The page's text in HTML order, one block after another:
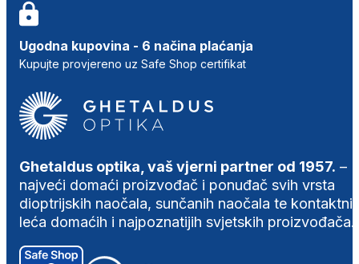
Ugodna kupovina - 6 načina plaćanja
Kupujte provjereno uz Safe Shop certifikat
Ghetaldus optika, vaš vjerni partner od 1957. –
najveći domaći proizvođač i ponuđač svih vrsta
dioptrijskih naočala, sunčanih naočala te
leća domaćih i najpoznatijih svjetskih proizvođača.